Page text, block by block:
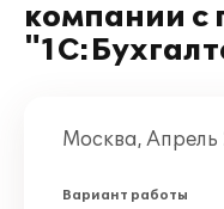
компании
Москва, Апрель
Вариант работы